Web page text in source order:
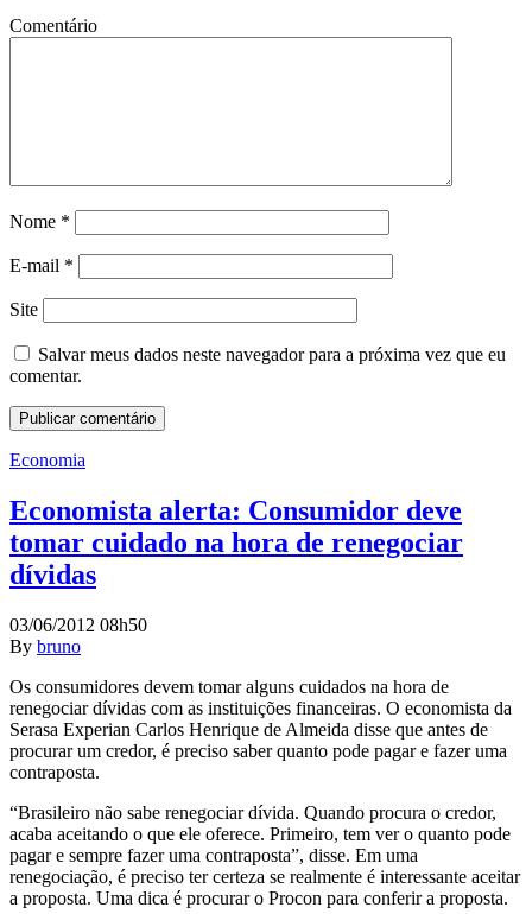
Comentário
Nome *
E-mail *
Site
Salvar meus dados neste navegador para a próxima vez que eu
comentar.
Economia
Economista alerta: Consumidor deve
tomar cuidado na hora de renegociar
dívidas
03/06/2012 08h50
By bruno
Os consumidores devem tomar alguns cuidados na hora de
renegociar dívidas com as instituições financeiras. O economista da
Serasa Experian Carlos Henrique de Almeida disse que antes de
procurar um credor, é preciso saber quanto pode pagar e fazer uma
contraposta.
“Brasileiro não sabe renegociar dívida. Quando procura o credor,
acaba aceitando o que ele oferece. Primeiro, tem ver o quanto pode
pagar e sempre fazer uma contraposta”, disse. Em uma
renegociação, é preciso ter certeza se realmente é interessante aceitar
a proposta. Uma dica é procurar o Procon para conferir a proposta.